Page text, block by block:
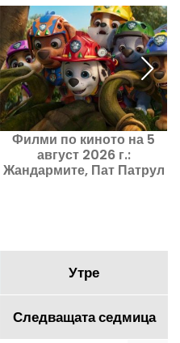
Филми по киното на 5
август 2026 г.:
Жандармите, Пат Патрул
Утре
Следващата седмица